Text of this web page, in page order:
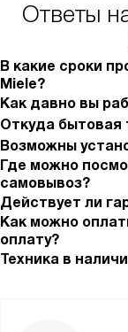
Ответы
В какие сроки
Miele?
Как давно вы
Откуда бытовая
Возможны
Где можно
самовывоз?
Действует ли
Как можно
оплату?
Техника в